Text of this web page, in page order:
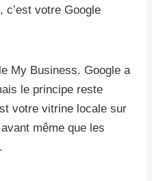
c’est votre Google
My Business. Google a
le principe reste
votre vitrine locale sur
même que les